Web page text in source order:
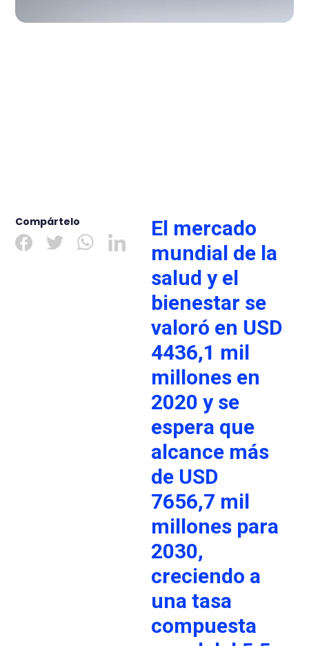
Compártelo
El mercado
mundial de la
salud y el
bienestar se
valoró en USD
4436,1 mil
millones en
2020 y se
espera que
alcance más
de USD
7656,7 mil
millones para
2030,
creciendo a
una tasa
compuesta